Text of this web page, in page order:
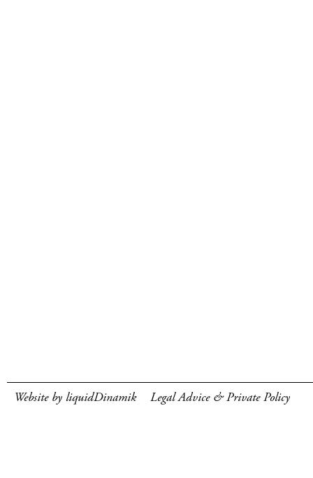
Website by liquidDinamik Legal Advice & Private Policy